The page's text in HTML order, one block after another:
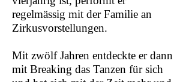
regelmässig mit der Familie an
Zirkusvorstellungen.
Mit zwölf Jahren entdeckte er dann
mit Breaking das Tanzen für sich